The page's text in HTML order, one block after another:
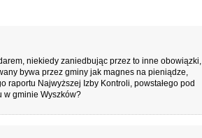
niekiedy zaniedbując przez to inne obowiązki,
bywa przez gminy jak magnes na pieniądze,
raportu Najwyższej Izby Kontroli, powstałego pod
w gminie Wyszków?